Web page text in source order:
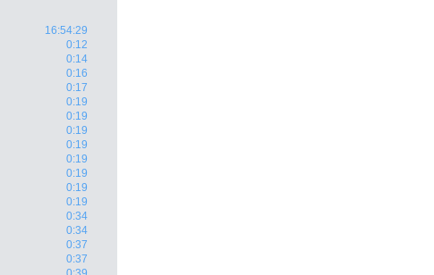
16:54:29
0:12
0:14
0:16
0:17
0:19
0:19
0:19
0:19
0:19
0:19
0:19
0:19
0:34
0:34
0:37
0:37